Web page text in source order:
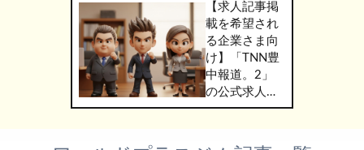
【求人記事掲
載を希望され
る企業さま向
け】「TNN豊
中報道。2」
の公式求人情
報サービス
WORK」のご